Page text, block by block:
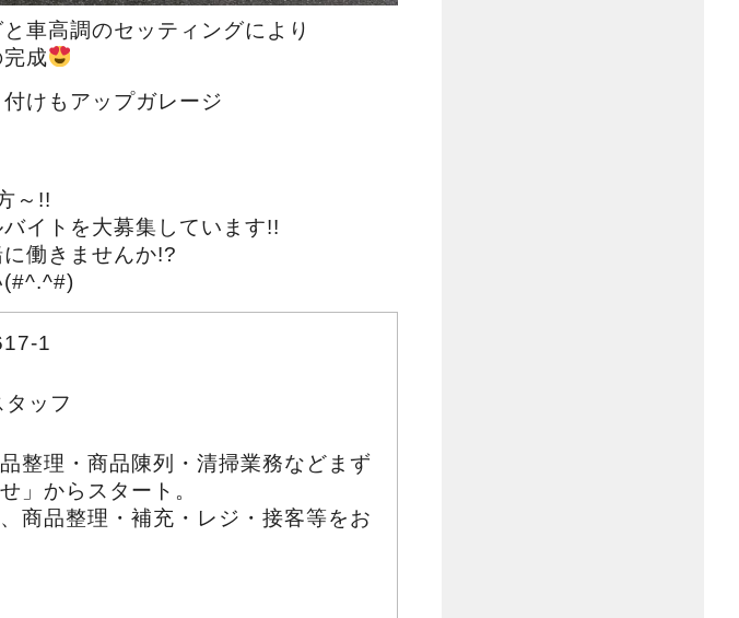
車高調のセッティングにより
成
けもアップガレージ
～!!
イトを大募集しています!!
働きませんか!?
(#^.^#)
1
ッフ
整理・商品陳列・清掃業務などまず
」からスタート。
商品整理・補充・レジ・接客等をお